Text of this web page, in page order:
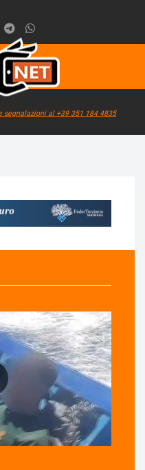
segnalazioni al +39 351 184 4835